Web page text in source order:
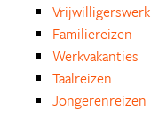
Vrijwilligerswerk
Familiereizen
Werkvakanties
Taalreizen
Jongerenreizen